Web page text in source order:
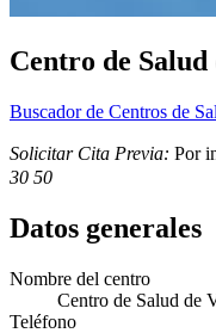
Centro de
Buscador de Centros de
Solicitar Cita Previa: Por
30 50
Datos generales
Nombre del centro
Centro de Salud de
Teléfono